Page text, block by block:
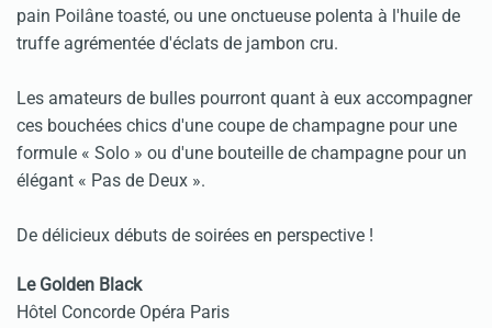
pain Poilâne toasté, ou une onctueuse polenta à l'huile de
truffe agrémentée d'éclats de jambon cru.
Les amateurs de bulles pourront quant à eux accompagner
ces bouchées chics d'une coupe de champagne pour une
formule « Solo » ou d'une bouteille de champagne pour un
élégant « Pas de Deux ».
De délicieux débuts de soirées en perspective !
Le Golden Black
Hôtel Concorde Opéra Paris